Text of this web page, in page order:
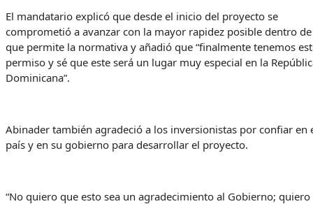
El mandatario explicó que desde el inicio del proyecto se
comprometió a avanzar con la mayor rapidez posible dentro
que permite la normativa y añadió que “finalmente tenemos
permiso y sé que este será un lugar muy especial en la
Dominicana”.
Abinader también agradeció a los inversionistas por confiar en
país y en su gobierno para desarrollar el proyecto.
“No quiero que esto sea un agradecimiento al Gobierno; quiero